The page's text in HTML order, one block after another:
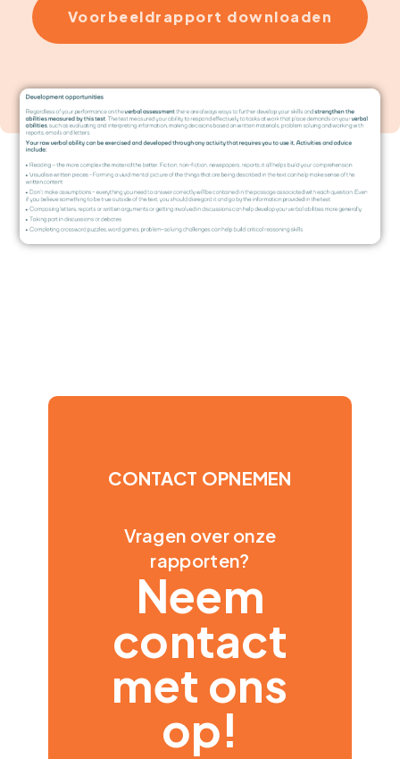
Voorbeeldrapport downloaden
CONTACT OPNEMEN
Vragen over onze
rapporten?
Neem
contact
met ons
op!